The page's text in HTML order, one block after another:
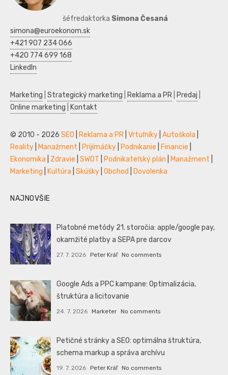
šéfredaktorka Simona Česaná
simona@euroekonom.sk
+421 907 234 066
+420 774 699 168
LinkedIn
Marketing Strategický marketing Reklama a PR Predaj
Online marketing
Kontakt
© 2010 - 2026 SEO Reklama a PR Vrtuľníky Autoškola
Reality
Manažment Prijímáčky Podnikanie Financie
Ekonomika
Zdravie SWOT Podnikateľský plán Manažment
Marketing
Kultúra Skúšky Obchod Dovolenka
NAJNOVŠIE
Platobné metódy 21. storočia: apple/google pay,
okamžité platby a SEPA pre darcov
27. 7. 2026 Peter Kráľ No comments
Google Ads a PPC kampane: Optimalizácia,
štruktúra a licitovanie
24. 7. 2026 Marketer No comments
Petičné stránky a SEO: optimálna štruktúra,
schema markup a správa archívu
19. 7. 2026 Peter Kráľ No comments